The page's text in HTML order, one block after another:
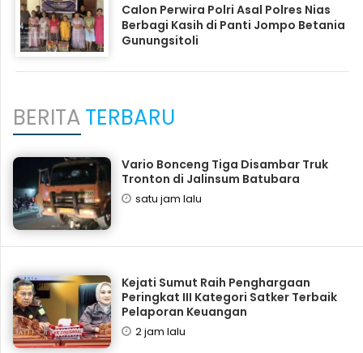
Calon Perwira Polri Asal Polres Nias
Berbagi Kasih di Panti Jompo Betania
Gunungsitoli
BERITATERBARU
Vario Bonceng Tiga Disambar Truk
Tronton di Jalinsum Batubara
satu jam lalu
Kejati Sumut Raih Penghargaan
Peringkat III Kategori Satker Terbaik
Pelaporan Keuangan
2 jam lalu